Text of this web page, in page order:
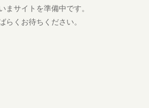
まサイトを準備中です。
らくお待ちください。